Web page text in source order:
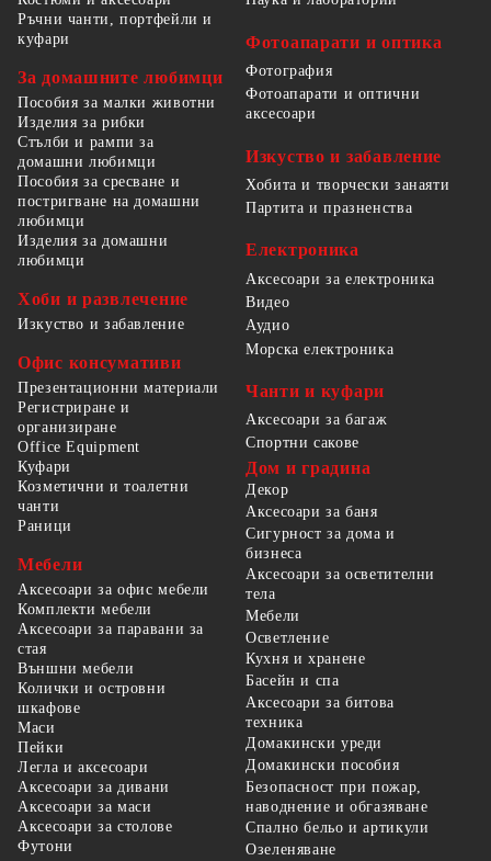
Ръчни чанти, портфейли и
куфари
За домашните любимци
Пособия за малки животни
Изделия за рибки
Стълби и рампи за
домашни любимци
Пособия за сресване и
постригване на домашни
любимци
Изделия за домашни
любимци
Хоби и развлечение
Изкуство и забавление
Офис консумативи
Презентационни материали
Регистриране и
организиране
Office Equipment
Фотоапарати и оптика
Фотография
Фотоапарати и оптични
аксесоари
Изкуство и забавление
Хобита и творчески занаяти
Партита и празненства
Електроника
Аксесоари за електроника
Видео
Аудио
Морска електроника
Чанти и куфари
Аксесоари за багаж
Спортни сакове
Куфари
Козметични и тоалетни
чанти
Раници
Мебели
Аксесоари за офис мебели
Комплекти мебели
Аксесоари за паравани за
стая
Външни мебели
Колички и островни
шкафове
Маси
Пейки
Легла и аксесоари
Аксесоари за дивани
Аксесоари за маси
Аксесоари за столове
Футони
Дом и градина
Декор
Аксесоари за баня
Сигурност за дома и
бизнеса
Аксесоари за осветителни
тела
Мебели
Осветление
Кухня и хранене
Басейн и спа
Аксесоари за битова
техника
Домакински уреди
Домакински пособия
Безопасност при пожар,
наводнение и обгазяване
Спално бельо и артикули
Озеленяване